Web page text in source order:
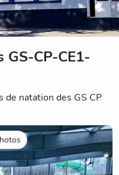
CP-CE1-
de natation des GS CP